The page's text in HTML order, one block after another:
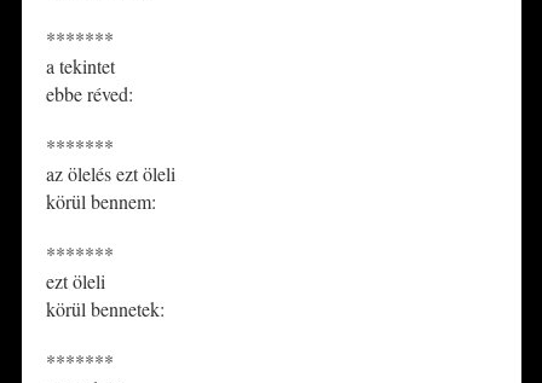
*******
a tekintet
ebbe réved:
*******
az ölelés ezt öleli
körül bennem:
*******
ezt öleli
körül bennetek:
*******